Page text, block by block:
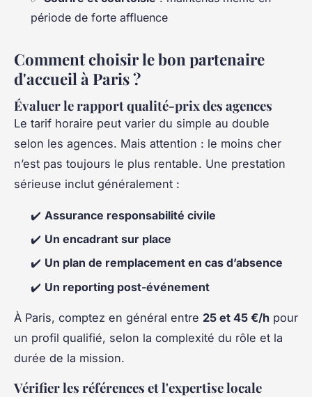
période de forte affluence
Comment choisir le bon partenaire
d'accueil à Paris ?
Évaluer le rapport qualité-prix des agences
Le tarif horaire peut varier du simple au double
selon les agences. Mais attention : le moins cher
n’est pas toujours le plus rentable. Une prestation
sérieuse inclut généralement :
✔️ Assurance responsabilité civile
✔️ Un encadrant sur place
✔️ Un plan de remplacement en cas d’absence
✔️ Un reporting post-événement
À Paris, comptez en général entre 25 et 45 €/h pour
un profil qualifié, selon la complexité du rôle et la
durée de la mission.
Vérifier les références et l'expertise locale